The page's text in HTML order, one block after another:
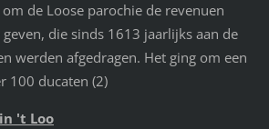
de Loose parochie de revenuen
die sinds 1613 jaarlijks aan de
werden afgedragen. Het ging om een
100 ducaten (2)
't Loo